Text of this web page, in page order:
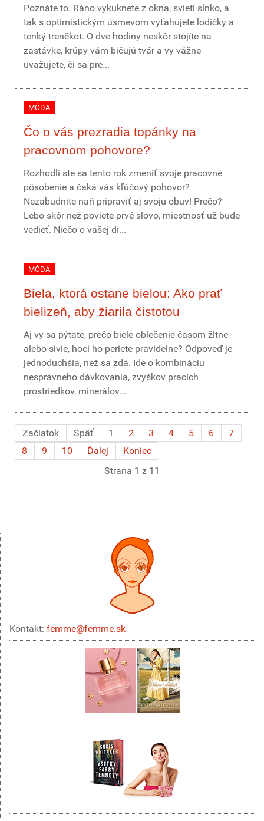
Poznáte to. Ráno vykuknete z okna, svieti slnko, a
tak s optimistickým úsmevom vyťahujete lodičky a
tenký trenčkot. O dve hodiny neskôr stojíte na
zastávke, krúpy vám bičujú tvár a vy vážne
uvažujete, či sa pre...
MÓDA
Čo o vás prezradia topánky na
pracovnom pohovore?
Rozhodli ste sa tento rok zmeniť svoje pracovné
pôsobenie a čaká vás kľúčový pohovor?
Nezabudnite naň pripraviť aj svoju obuv! Prečo?
Lebo skôr než poviete prvé slovo, miestnosť už bude
vedieť. Niečo o vašej di...
MÓDA
Biela, ktorá ostane bielou: Ako prať
bielizeň, aby žiarila čistotou
Aj vy sa pýtate, prečo biele oblečenie časom žltne
alebo sivie, hoci ho periete pravidelne? Odpoveď je
jednoduchšia, než sa zdá. Ide o kombináciu
nesprávneho dávkovania, zvyškov pracích
prostriedkov, minerálov...
Začiatok Späť 1 2 3 4 5 6
7
8
9 10 Ďalej
Koniec
Strana 1 z 11
Kontakt: femme@femme.sk